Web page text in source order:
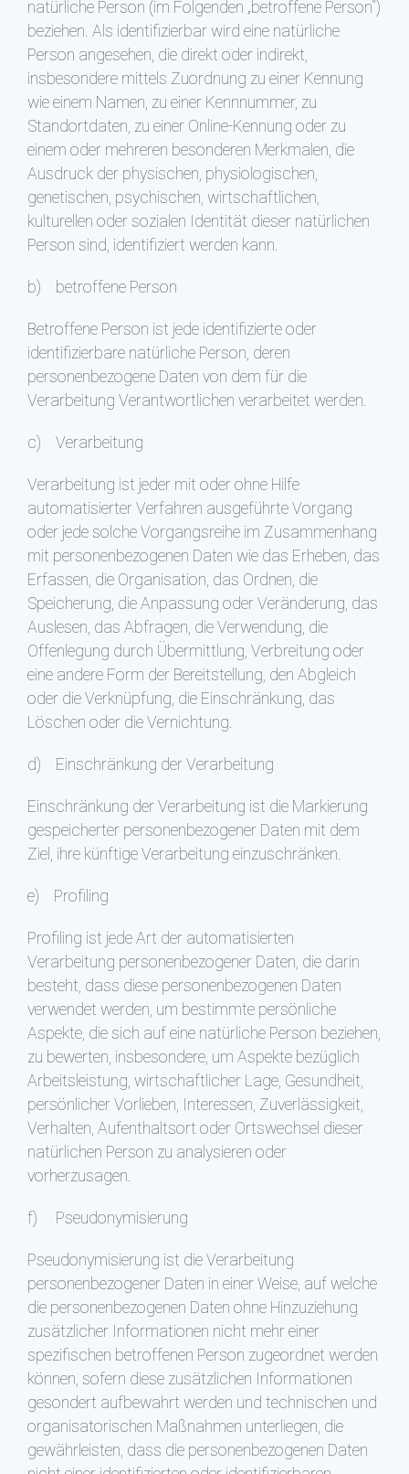
natürliche Person (im Folgenden „betroffene Person“)
beziehen. Als identifizierbar wird eine natürliche
Person angesehen, die direkt oder indirekt,
insbesondere mittels Zuordnung zu einer Kennung
wie einem Namen, zu einer Kennnummer, zu
Standortdaten, zu einer Online-Kennung oder zu
einem oder mehreren besonderen Merkmalen, die
Ausdruck der physischen, physiologischen,
genetischen, psychischen, wirtschaftlichen,
kulturellen oder sozialen Identität dieser natürlichen
Person sind, identifiziert werden kann.
b) betroffene Person
Betroffene Person ist jede identifizierte oder
identifizierbare natürliche Person, deren
personenbezogene Daten von dem für die
Verarbeitung Verantwortlichen verarbeitet werden.
c) Verarbeitung
Verarbeitung ist jeder mit oder ohne Hilfe
automatisierter Verfahren ausgeführte Vorgang
oder jede solche Vorgangsreihe im Zusammenhang
mit personenbezogenen Daten wie das Erheben, das
Erfassen, die Organisation, das Ordnen, die
Speicherung, die Anpassung oder Veränderung, das
Auslesen, das Abfragen, die Verwendung, die
Offenlegung durch Übermittlung, Verbreitung oder
eine andere Form der Bereitstellung, den Abgleich
oder die Verknüpfung, die Einschränkung, das
Löschen oder die Vernichtung.
d) Einschränkung der Verarbeitung
Einschränkung der Verarbeitung ist die Markierung
gespeicherter personenbezogener Daten mit dem
Ziel, ihre künftige Verarbeitung einzuschränken.
e) Profiling
Profiling ist jede Art der automatisierten
Verarbeitung personenbezogener Daten, die darin
besteht, dass diese personenbezogenen Daten
verwendet werden, um bestimmte persönliche
Aspekte, die sich auf eine natürliche Person beziehen,
zu bewerten, insbesondere, um Aspekte bezüglich
Arbeitsleistung, wirtschaftlicher Lage, Gesundheit,
persönlicher Vorlieben, Interessen, Zuverlässigkeit,
Verhalten, Aufenthaltsort oder Ortswechsel dieser
natürlichen Person zu analysieren oder
vorherzusagen.
f) Pseudonymisierung
Pseudonymisierung ist die Verarbeitung
personenbezogener Daten in einer Weise, auf welche
die personenbezogenen Daten ohne Hinzuziehung
zusätzlicher Informationen nicht mehr einer
spezifischen betroffenen Person zugeordnet werden
können, sofern diese zusätzlichen Informationen
gesondert aufbewahrt werden und technischen und
organisatorischen Maßnahmen unterliegen, die
gewährleisten, dass die personenbezogenen Daten